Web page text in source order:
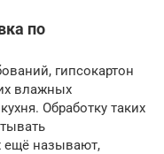
по
гипсокартон
влажных
Обработку таких
ещё называют,